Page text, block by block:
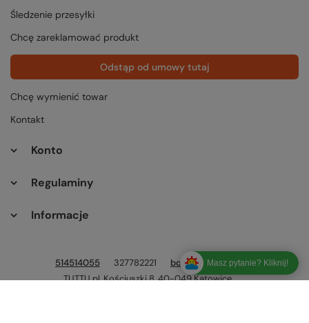
Śledzenie przesyłki
Chcę zareklamować produkt
Odstąp od umowy tutaj
Chcę wymienić towar
Kontakt
Konto
Regulaminy
Informacje
514514055 327782221
bok@tuttu.pl
TUTTU.pl,Kościuszki 8,40-049Katowice
Masz pytanie? Kliknij!